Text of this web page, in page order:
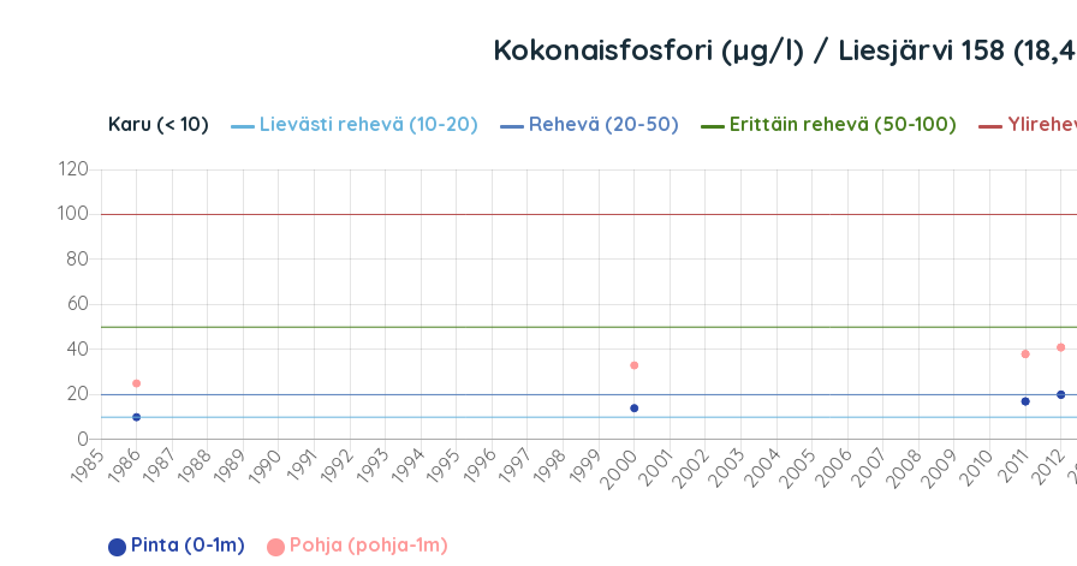
Kokonaisfosfori (µg/l) / Liesjärvi 158
Karu (< 10) Lievästi rehevä (10-20) Rehevä (20-50) Erittäin rehevä (50-100)
Pinta (0-1m)
Pohja (pohja-1m)